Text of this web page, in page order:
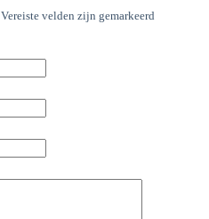
Vereiste velden zijn gemarkeerd